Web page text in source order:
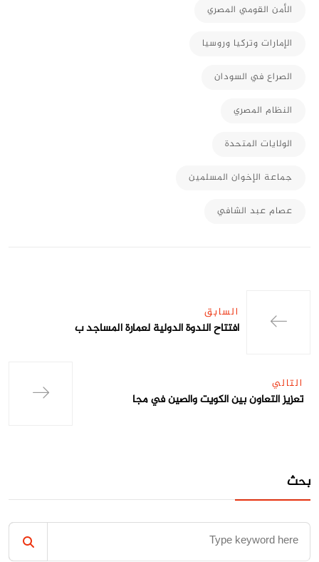
الأمن القومي المصري
الإمارات وتركيا وروسيا
الصراع في السودان
النظام المصري
الولايات المتحدة
جماعة الإخوان المسلمين
عصام عبد الشافي
السابق
افتتاح الندوة الدولية لعمارة المساجد ب
التالي
تعزيز التعاون بين الكويت والصين في مجا
بحث